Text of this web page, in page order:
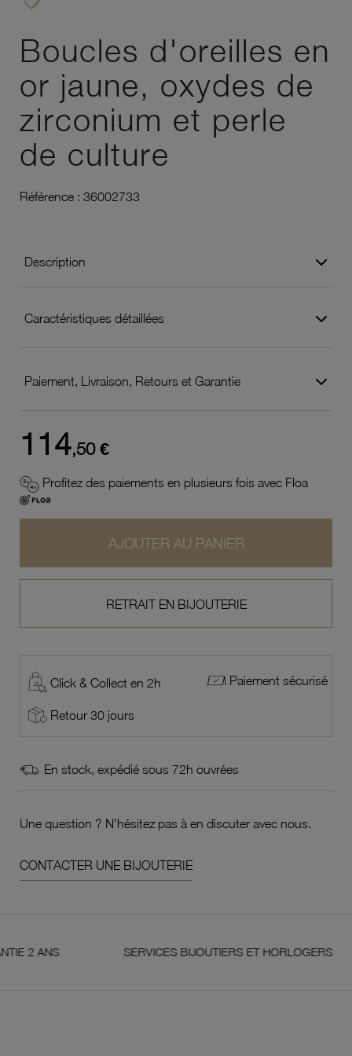
Boucles d'oreilles en
or jaune, oxydes de
zirconium et perle
de culture
Référence : 36002733
Description
Caractéristiques détaillées
Paiement, Livraison, Retours et Garantie
114,50 €
Profitez des paiements en plusieurs fois avec Floa
AJOUTER AU PANIER
RETRAIT EN BIJOUTERIE
Click & Collect en 2h Paiement sécurisé
Retour 30 jours
En stock, expédié sous 72h ouvrées
Une question ? N'hésitez pas à en discuter avec nous.
CONTACTER UNE BIJOUTERIE
SERVICES BIJOUTIERS ET HORLOGERS